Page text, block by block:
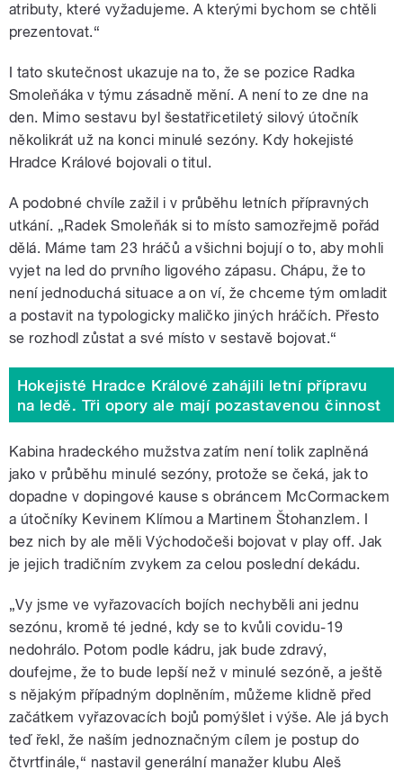
atributy, které vyžadujeme. A kterými bychom se chtěli
prezentovat.“
I tato skutečnost ukazuje na to, že se pozice Radka
Smoleňáka v týmu zásadně mění. A není to ze dne na
den. Mimo sestavu byl šestatřicetiletý silový útočník
několikrát už na konci minulé sezóny. Kdy hokejisté
Hradce Králové bojovali o titul.
A podobné chvíle zažil i v průběhu letních přípravných
utkání. „Radek Smoleňák si to místo samozřejmě pořád
dělá. Máme tam 23 hráčů a všichni bojují o to, aby mohli
vyjet na led do prvního ligového zápasu. Chápu, že to
není jednoduchá situace a on ví, že chceme tým omladit
a postavit na typologicky maličko jiných hráčích. Přesto
se rozhodl zůstat a své místo v sestavě bojovat.“
Hokejisté Hradce Králové zahájili letní přípravu
na ledě. Tři opory ale mají pozastavenou činnost
Kabina hradeckého mužstva zatím není tolik zaplněná
jako v průběhu minulé sezóny, protože se čeká, jak to
dopadne v dopingové kause s obráncem McCormackem
a útočníky Kevinem Klímou a Martinem Štohanzlem. I
bez nich by ale měli Východočeši bojovat v play off. Jak
je jejich tradičním zvykem za celou poslední dekádu.
„Vy jsme ve vyřazovacích bojích nechyběli ani jednu
sezónu, kromě té jedné, kdy se to kvůli covidu-19
nedohrálo. Potom podle kádru, jak bude zdravý,
doufejme, že to bude lepší než v minulé sezóně, a ještě
s nějakým případným doplněním, můžeme klidně před
začátkem vyřazovacích bojů pomýšlet i výše. Ale já bych
teď řekl, že naším jednoznačným cílem je postup do
čtvrtfinále,“ nastavil generální manažer klubu Aleš